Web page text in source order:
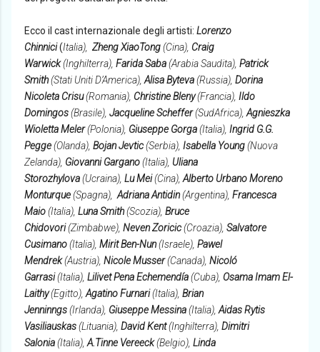
Ecco il cast internazionale degli artisti: Lorenzo
Chinnici(Italia), Zheng XiaoTong(Cina), Craig
Warwick(Inghilterra), Farida Saba(Arabia Saudita), Patrick
Smith(Stati Uniti D’America), Alisa Byteva(Russia), Dorina
Nicoleta Crisu(Romania), Christine Bleny(Francia), Ildo
Domingos(Brasile), Jacqueline Scheffer(SudAfrica), Agnieszka
Wioletta Meler(Polonia), Giuseppe Gorga(Italia), Ingrid G.G.
Pegge(Olanda), Bojan Jevtic(Serbia), Isabella Young(Nuova
Zelanda), Giovanni Gargano(Italia), Uliana
Storozhylova(Ucraina), Lu Mei(Cina), Alberto Urbano Moreno
Monturque(Spagna), Adriana Antidin(Argentina), Francesca
Maio(Italia), Luna Smith(Scozia), Bruce
Chidovori(Zimbabwe), Neven Zoricic(Croazia), Salvatore
Cusimano(Italia), Mirit Ben-Nun(Israele), Pawel
Mendrek(Austria), Nicole Musser(Canada), Nicoló
Garrasi(Italia), Lilivet Pena Echemendía(Cuba), Osama Imam El-
Laithy(Egitto), Agatino Furnari(Italia), Brian
Jenninngs(Irlanda), Giuseppe Messina(Italia), Aidas Rytis
Vasiliauskas(Lituania), David Kent(Inghilterra), Dimitri
Salonia(Italia), A.Tinne Vereeck(Belgio), Linda